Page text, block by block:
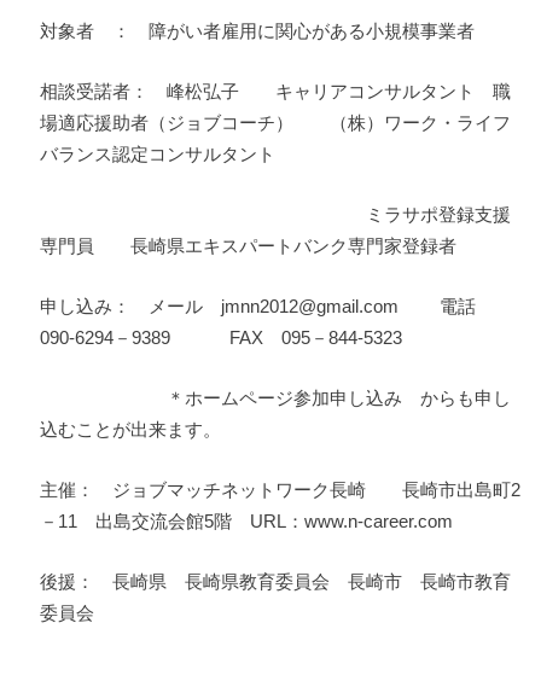
対象者 ： 障がい者雇用に関心がある小規模事業者
相談受諾者： 峰松弘子 キャリアコンサルタント 職
場適応援助者（ジョブコーチ） （株）ワーク・ライフ
バランス認定コンサルタント
ミラサポ登録支援
専門員 長崎県エキスパートバンク専門家登録者
申し込み： メール jmnn2012@gmail.com 電話
090-6294－9389 FAX 095－844-5323
＊ホームページ参加申し込み からも申し
込むことが出来ます。
主催： ジョブマッチネットワーク長崎 長崎市出島町2
－11 出島交流会館5階 URL：www.n-career.com
後援： 長崎県 長崎県教育委員会 長崎市 長崎市教育
委員会